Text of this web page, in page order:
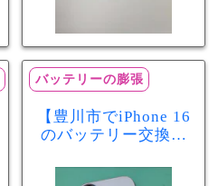
バッテリーの膨張
【豊川市でiPhone 16
のバッテリー交換な
少し膨張したバッテ